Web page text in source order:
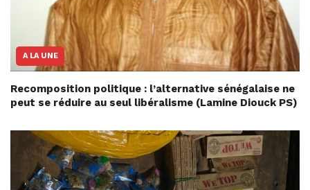
A LA UNE
Recomposition politique : l’alternative sénégalaise ne
peut se réduire au seul libéralisme (Lamine Diouck PS)